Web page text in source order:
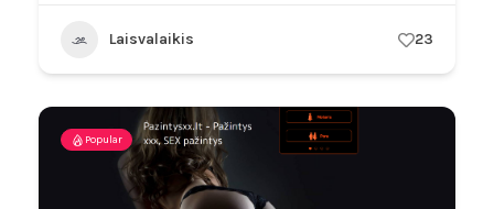
Laisvalaikis 23
Popular